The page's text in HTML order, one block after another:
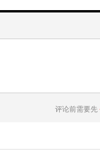
评论前需要先